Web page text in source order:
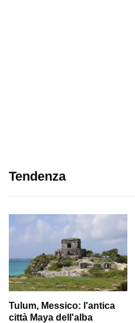
Tendenza
Tulum, Messico: l'antica
città Maya dell'alba